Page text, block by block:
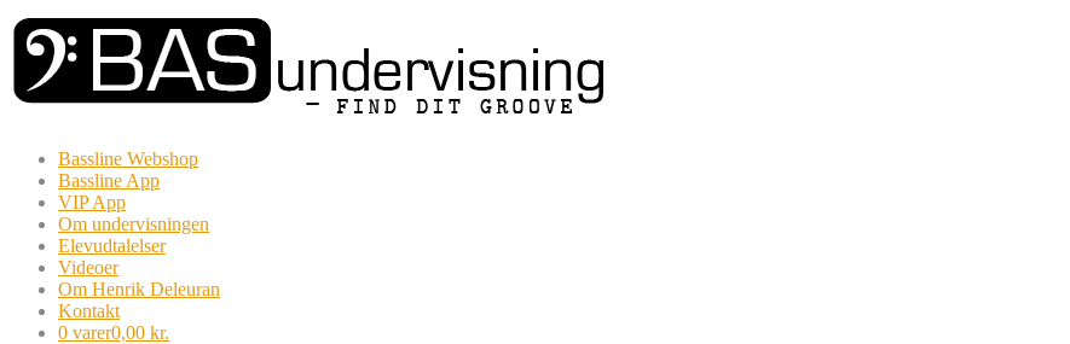
Bassline Webshop
Bassline App
VIP App
Om undervisningen
Elevudtalelser
Videoer
Om Henrik Deleuran
Kontakt
0 varer0,00 kr.